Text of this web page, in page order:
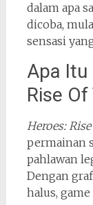
dalam apa
dicoba,
sensasi
Apa Itu
Rise
Heroes:
permainan
pahlawan
Dengan
halus,